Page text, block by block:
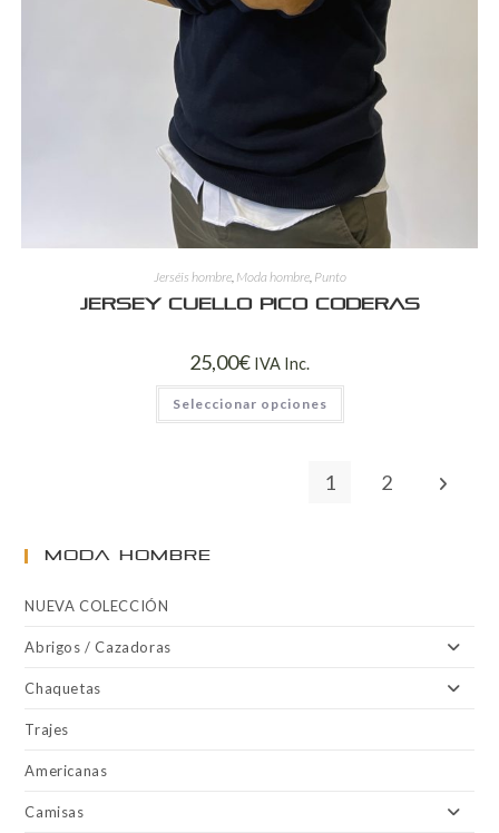
Jerséis hombre, Moda hombre, Punto
Jersey Cuello Pico Coderas
25,00€ IVA Inc.
Seleccionar opciones
1 2
MODA HOMBRE
NUEVA COLECCIÓN
Abrigos / Cazadoras
Chaquetas
Trajes
Americanas
Camisas